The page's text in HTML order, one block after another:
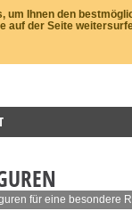
um Ihnen den
auf der Seite
für eine besondere